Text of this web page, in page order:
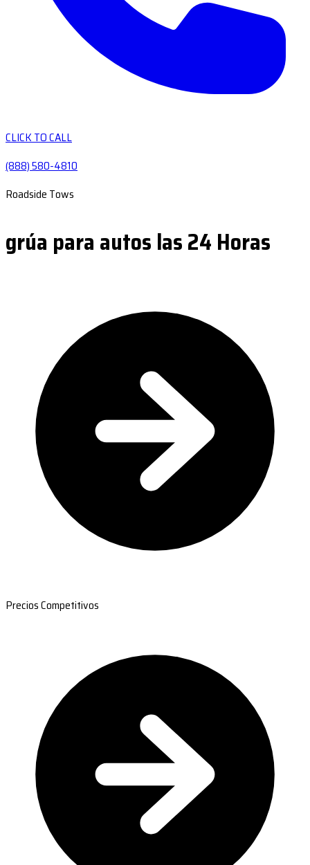
CLICK TO CALL
(888) 580-4810
Roadside Tows
grúa para autos las 24 Horas
Precios Competitivos